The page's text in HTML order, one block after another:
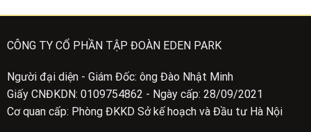
CÔNG TY CỔ PHẦN TẬP ĐOÀN EDEN PARK
Người đại diện - Giám Đốc: ông Đào Nhật Minh
Giấy CNĐKDN: 0109754862 - Ngày cấp: 28/09/2021
Cơ quan cấp: Phòng ĐKKD Sở kế hoạch và Đầu tư Hà Nội